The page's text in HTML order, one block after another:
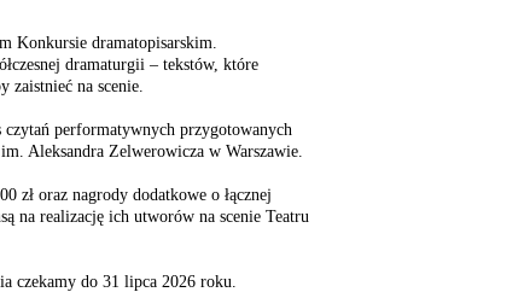
Konkursie dramatopisarskim.
dramaturgii – tekstów, które
zaistnieć na scenie.
czytań performatywnych przygotowanych
Aleksandra Zelwerowicza w Warszawie.
zł oraz nagrody dodatkowe o łącznej
na realizację ich utworów na scenie Teatru
czekamy do 31 lipca 2026 roku.